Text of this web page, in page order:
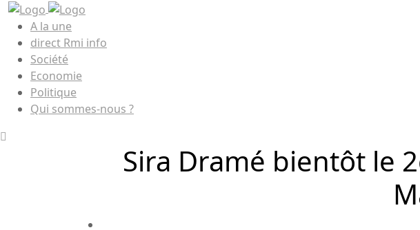
A la une
direct Rmi info
Société
Economie
Politique
Qui sommes-nous ?
Sira Dramé bientôt le